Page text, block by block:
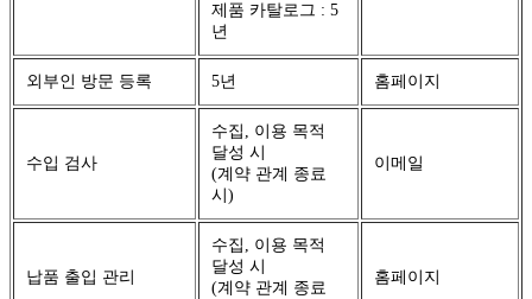
제품 카탈로그 : 5
년
외부인 방문 등록 5년 홈페이지
수입 검사
수집, 이용 목적
달성 시
(계약 관계 종료
시)
이메일
납품 출입 관리
수집, 이용 목적
달성 시
(계약 관계 종료
홈페이지